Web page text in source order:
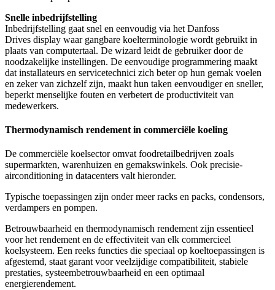
Snelle inbedrijfstelling
Inbedrijfstelling gaat snel en eenvoudig via het Danfoss
Drives display waar gangbare koelterminologie wordt gebruikt in
plaats van computertaal. De wizard leidt de gebruiker door de
noodzakelijke instellingen. De eenvoudige programmering maakt
dat installateurs en servicetechnici zich beter op hun gemak voelen
en zeker van zichzelf zijn, maakt hun taken eenvoudiger en sneller,
beperkt menselijke fouten en verbetert de productiviteit van
medewerkers.
Thermodynamisch rendement in commerciële koeling
De commerciële koelsector omvat foodretailbedrijven zoals
supermarkten, warenhuizen en gemakswinkels. Ook precisie-
airconditioning in datacenters valt hieronder.
Typische toepassingen zijn onder meer racks en packs, condensors,
verdampers en pompen.
Betrouwbaarheid en thermodynamisch rendement zijn essentieel
voor het rendement en de effectiviteit van elk commercieel
koelsysteem. Een reeks functies die speciaal op koeltoepassingen is
afgestemd, staat garant voor veelzijdige compatibiliteit, stabiele
prestaties, systeembetrouwbaarheid en een optimaal
energierendement.